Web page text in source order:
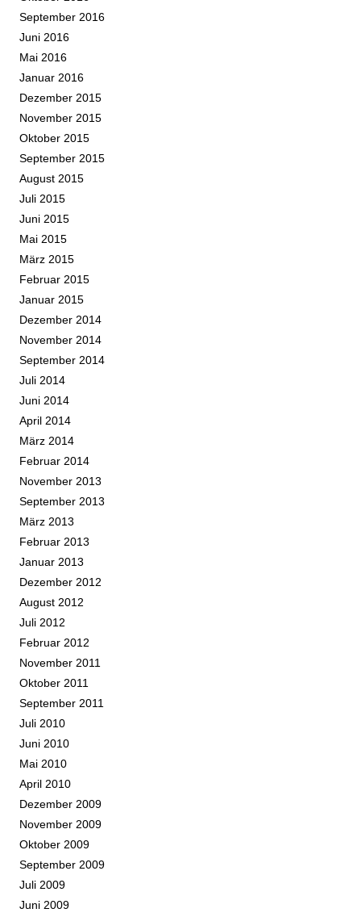
September 2016
Juni 2016
Mai 2016
Januar 2016
Dezember 2015
November 2015
Oktober 2015
September 2015
August 2015
Juli 2015
Juni 2015
Mai 2015
März 2015
Februar 2015
Januar 2015
Dezember 2014
November 2014
September 2014
Juli 2014
Juni 2014
April 2014
März 2014
Februar 2014
November 2013
September 2013
März 2013
Februar 2013
Januar 2013
Dezember 2012
August 2012
Juli 2012
Februar 2012
November 2011
Oktober 2011
September 2011
Juli 2010
Juni 2010
Mai 2010
April 2010
Dezember 2009
November 2009
Oktober 2009
September 2009
Juli 2009
Juni 2009